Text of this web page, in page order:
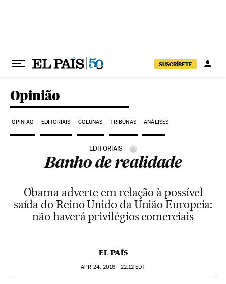
SUSCRÍBETE
Opinião
OPINIÃO EDITORIAIS COLUNAS TRIBUNAS ANÁLISES
EDITORIAIS i
Banho de realidade
Obama adverte em relação à possível
saída do Reino Unido da União Europeia:
não haverá privilégios comerciais
EL PAÍS
APR 24, 2016 - 22:12 EDT